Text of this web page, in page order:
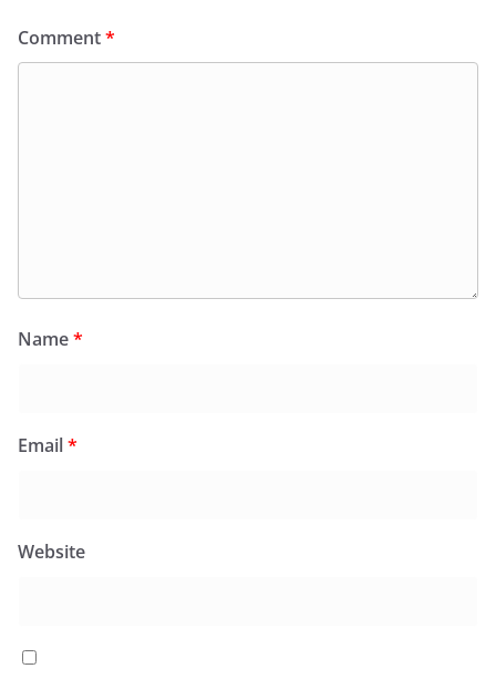
Comment*
Name*
Email*
Website